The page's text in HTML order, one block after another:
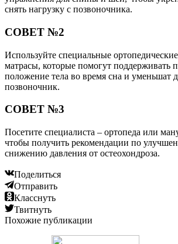
снять нагрузку с позвоночника.
СОВЕТ №2
Используйте специальные
матрасы, которые помогут поддерживать
положение тела во время сна и уменьшат
позвоночник.
СОВЕТ №3
Посетите специалиста – ортопеда или
чтобы получить рекомендации по
снижению давления от остеохондроза.
Поделиться
Отправить
Класснуть
Твитнуть
Похожие публикации